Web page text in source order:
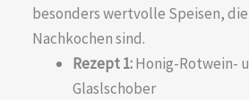
besonders wertvolle Speisen,
Nachkochen sind.
Rezept 1:Honig-Rotwein-
Glaslschober